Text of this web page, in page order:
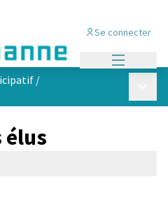
Se connecter
/